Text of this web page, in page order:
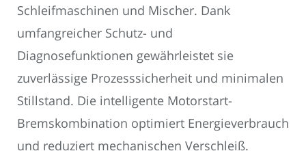
Schleifmaschinen und Mischer. Dank
umfangreicher Schutz- und
Diagnosefunktionen gewährleistet sie
zuverlässige Prozesssicherheit und minimalen
Stillstand. Die intelligente Motorstart-
Bremskombination optimiert Energieverbrauch
und reduziert mechanischen Verschleiß.